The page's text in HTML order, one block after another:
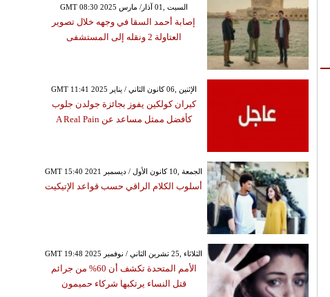
GMT 08:30 2025 السبت ,01 آذار/ مارس
إصابة أحمد السقا في وجهه خلال تصوير
العتاولة 2 ونقله إلى المستشفى
GMT 11:41 2025 الإثنين ,06 كانون الثاني / يناير
كيران كولكين يفوز بجائزة جولدن جلوب
كأفضل ممثل مساعد عن A Real Pain
GMT 15:40 2021 الجمعة ,10 كانون الأول / ديسمبر
أسلوب الكلام الراقي حسب قواعد الإتيكيت
GMT 19:48 2025 الثلاثاء ,25 تشرين الثاني / نوفمبر
الأمم المتحدة تكشف أن 60% من جرائم
قتل النساء يرتكبها شركاء حميمون